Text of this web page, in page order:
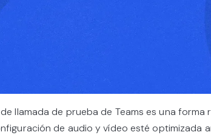
llamada de prueba de Teams es una forma
de audio y vídeo esté optimizada